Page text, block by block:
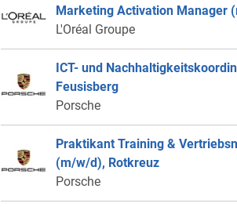
Marketing Activation Manager
L'Oréal Groupe
ICT- und
Feusisberg
Porsche
Praktikant Training &
(m/w/d), Rotkreuz
Porsche